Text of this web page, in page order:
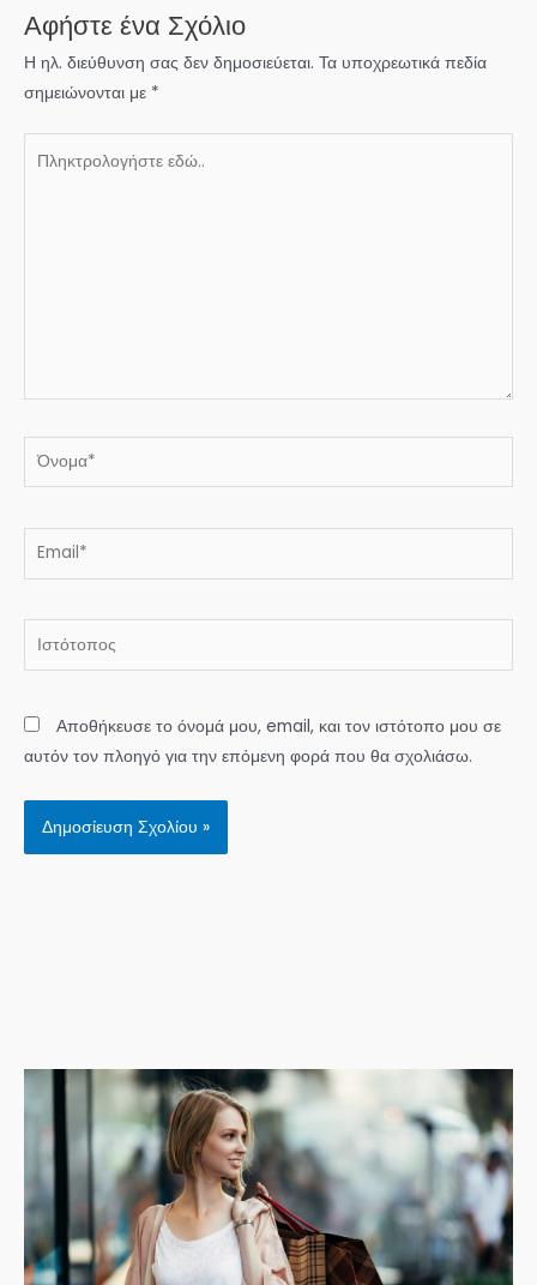
Αφήστε ένα Σχόλιο
Η ηλ. διεύθυνση σας δεν δημοσιεύεται. Τα υποχρεωτικά πεδία
σημειώνονται με *
Όνομα*
Email*
Ιστότοπος
Αποθήκευσε το όνομά μου, email, και τον ιστότοπο μου σε
αυτόν τον πλοηγό για την επόμενη φορά που θα σχολιάσω.